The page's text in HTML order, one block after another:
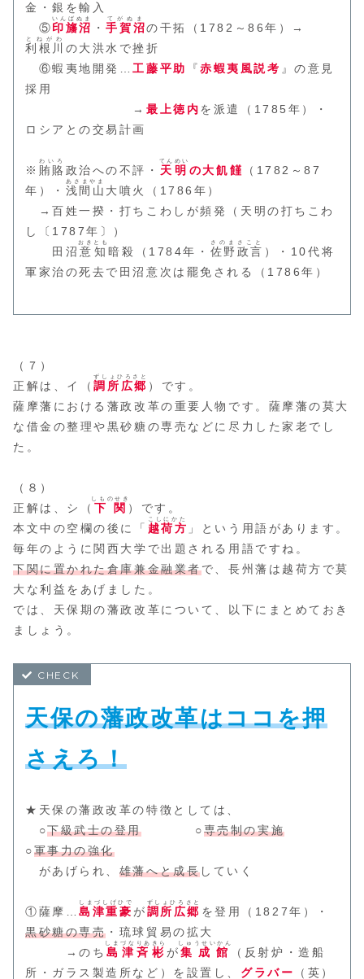
金・銀を輸入
⑤印旛沼
いんばぬま
・手賀沼
てがぬま
の干拓（1782～86年）→
利根川
とねがわ
の大洪水で挫折
⑥蝦夷地開発…工藤平助 『赤蝦夷風説考 』の意見
採用
→最上徳内を派遣（1785年）・
ロシアとの交易計画
※ 賄賂
わいろ
政治への不評・ 天明
てんめい
の大飢饉
（1782～87
年）・ 浅間山
あさまやま
大噴火（1786年）
→百姓一揆・打ちこわしが頻発（天明の打ちこわ
し〔1787年〕）
田沼 意知
おきとも
暗殺（1784年・ 佐野政言
さのまさこと
）・10代将
軍家治の死去で田沼意次は罷免される（1786年）
（７）
正解は、イ（調所広郷
ずしょひろさと
）です。
薩摩藩における藩政改革の重要人物です。薩摩藩の莫大
な借金の整理や黒砂糖の専売などに尽力した家老でし
た。
（８）
正解は、シ（ 下関
しものせき
）です。
本文中の空欄の後に「 越荷方
こしにかた
」という用語があります。
毎年のように関西大学で出題される用語ですね。
下関に置かれた倉庫兼金融業者で、長州藩は越荷方で莫
大な利益をあげました。
では、天保期の藩政改革について、以下にまとめておき
ましょう。
天保の藩政改革はココを押
さえろ！
★天保の藩政改革の特徴としては、
○下級武士の登用 ○専売制の実施
○軍事力の強化
があげられ、 雄藩へと成長していく
①薩摩…島津重豪
しまづしげひで
が調所広郷
ずしょひろさと
を登用（1827年）・
黒砂糖の専売 ・琉球貿易の拡大
→のち 島津斉彬
しまづなりあきら
が 集成館
しゅうせいかん
（反射炉・造船
所・ガラス製造所など）を設置し、 グラバー （英）